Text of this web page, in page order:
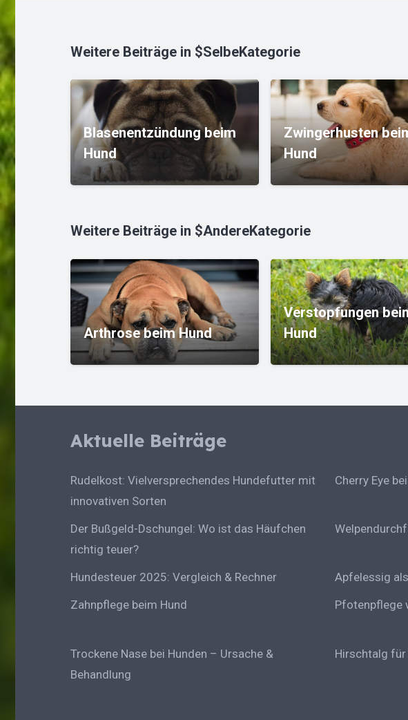
Weitere Beiträge in $SelbeKategorie
Blasenentzündung beim
Hund
Zwingerhusten
Hund
Weitere Beiträge in $AndereKategorie
Arthrose beim Hund
Verstopfungen
Hund
Aktuelle Beiträge
Rudelkost: Vielversprechendes Hundefutter mit
innovativen Sorten
Cherry Eye
Der Bußgeld-Dschungel: Wo ist das Häufchen
richtig teuer?
Hundesteuer 2025: Vergleich & Rechner Apfelessig
Zahnpflege beim Hund Pfotenpflege
Trockene Nase bei Hunden – Ursache &
Behandlung
Hirschtalg